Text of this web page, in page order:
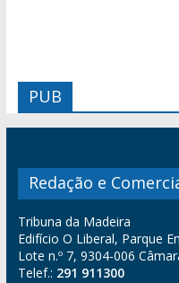
PUB
Redação e
Tribuna da Madeira
Edifício O Liberal, Parque
Lote n.º 7, 9304-006
Telef.: 291 911300